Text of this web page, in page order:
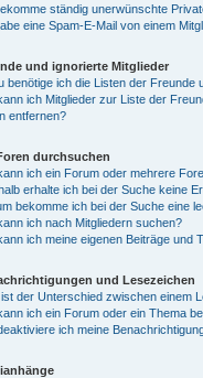
ständig unerwünschte
eine Spam-E-Mail von einem
und ignorierte Mitglieder
benötige ich die Listen der Freunde
ich Mitglieder zur Liste der
entfernen?
durchsuchen
ich ein Forum oder mehrere
erhalte ich bei der Suche keine
bekomme ich bei der Suche eine
ich nach Mitgliedern suchen?
ich meine eigenen Beiträge und
und Lesezeichen
der Unterschied zwischen einem
ich ein Forum oder ein Thema
ich meine